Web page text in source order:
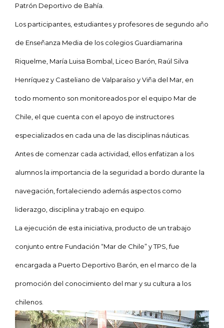
Patrón Deportivo de Bahía.
Los participantes, estudiantes y profesores de segundo año
de Enseñanza Media de los colegios Guardiamarina
Riquelme, María Luisa Bombal, Liceo Barón, Raúl Silva
Henríquez y Casteliano de Valparaíso y Viña del Mar, en
todo momento son monitoreados por el equipo Mar de
Chile, el que cuenta con el apoyo de instructores
especializados en cada una de las disciplinas náuticas.
Antes de comenzar cada actividad, ellos enfatizan a los
alumnos la importancia de la seguridad a bordo durante la
navegación, fortaleciendo además aspectos como
liderazgo, disciplina y trabajo en equipo.
La ejecución de esta iniciativa, producto de un trabajo
conjunto entre Fundación “Mar de Chile” y TPS, fue
encargada a Puerto Deportivo Barón, en el marco de la
promoción del conocimiento del mar y su cultura a los
chilenos.